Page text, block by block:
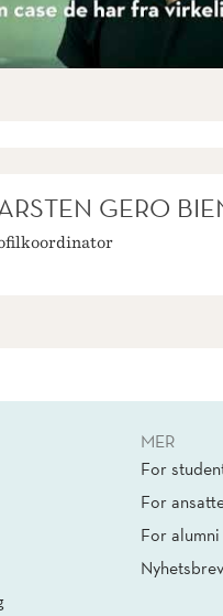
GERO
MER
For
For
For alumni